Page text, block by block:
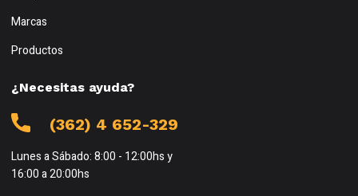
Marcas
Productos
¿Necesitas ayuda?
(362) 4 652-329
Lunes a Sábado: 8:00 - 12:00hs y
16:00 a 20:00hs